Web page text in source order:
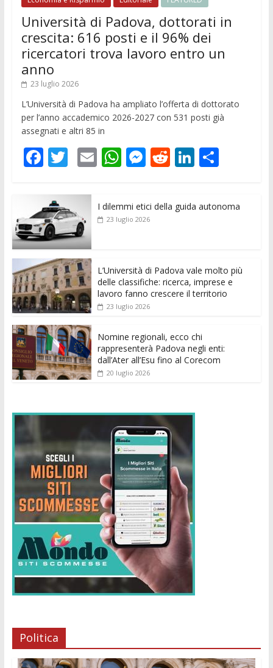
Università di Padova, dottorati in
crescita: 616 posti e il 96% dei
ricercatori trova lavoro entro un
anno
23 luglio 2026
L’Università di Padova ha ampliato l’offerta di dottorato
per l’anno accademico 2026-2027 con 531 posti già
assegnati e altri 85 in
F
e
b
o
o
k
T
itt
er
E
ai
l
W
s
p
M
ss
e
er
R
di
Li
e
C
di
I dilemmi etici della guida autonoma
23 luglio 2026
L’Università di Padova vale molto più
delle classifiche: ricerca, imprese e
lavoro fanno crescere il territorio
23 luglio 2026
Nomine regionali, ecco chi
rappresenterà Padova negli enti:
dall’Ater all’Esu fino al Corecom
20 luglio 2026
Politica